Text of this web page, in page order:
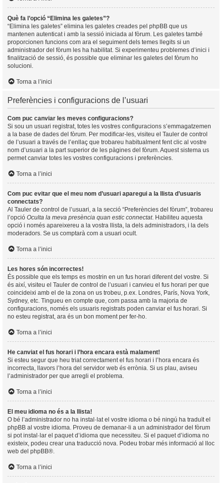
Què fa l’opció “Elimina les galetes”?
“Elimina les galetes” elimina les galetes creades pel phpBB que us
mantenen autenticat i amb la sessió iniciada al fòrum. Les galetes també
proporcionen funcions com ara el seguiment dels temes llegits si un
administrador del fòrum les ha habilitat. Si experimenteu problemes d’inici i
finalització de sessió, és possible que eliminar les galetes del fòrum ho
solucioni.
Torna a l’inici
Preferències i configuracions de l’usuari
Com puc canviar les meves configuracions?
Si sou un usuari registrat, totes les vostres configuracions s’emmagatzemen
a la base de dades del fòrum. Per modificar-les, visiteu el Tauler de control
de l’usuari a través de l’enllaç que trobareu habitualment fent clic al vostre
nom d’usuari a la part superior de les pàgines del fòrum. Aquest sistema us
permet canviar totes les vostres configuracions i preferències.
Torna a l’inici
Com puc evitar que el meu nom d’usuari aparegui a la llista d’usuaris
connectats?
Al Tauler de control de l’usuari, a la secció “Preferències del fòrum”, trobareu
l’opció Oculta la meva presència quan estic connectat. Habiliteu aquesta
opció i només apareixereu a la vostra llista, la dels administradors, i la dels
moderadors. Se us comptarà com a usuari ocult.
Torna a l’inici
Les hores són incorrectes!
És possible que els temps es mostrin en un fus horari diferent del vostre. Si
és així, visiteu el Tauler de control de l’usuari i canvieu el fus horari per que
coincideixi amb el de la zona on us trobeu, p.ex. Londres, París, Nova York,
Sydney, etc. Tingueu en compte que, com passa amb la majoria de
configuracions, només els usuaris registrats poden canviar el fus horari. Si
no esteu registrat, ara és un bon moment per fer-ho.
Torna a l’inici
He canviat el fus horari i l’hora encara està malament!
Si esteu segur que heu triat correctament el fus horari i l’hora encara és
incorrecta, llavors l’hora del servidor web és errònia. Si us plau, aviseu
l’administrador per que arregli el problema.
Torna a l’inici
El meu idioma no és a la llista!
O bé l’administrador no ha instal·lat el vostre idioma o bé ningú ha traduït el
phpBB al vostre idioma. Proveu de demanar-li a un administrador del fòrum
si pot instal·lar el paquet d’idioma que necessiteu. Si el paquet d’idioma no
existeix, podeu crear una traducció nova. Podeu trobar més informació al lloc
web del phpBB®.
Torna a l’inici